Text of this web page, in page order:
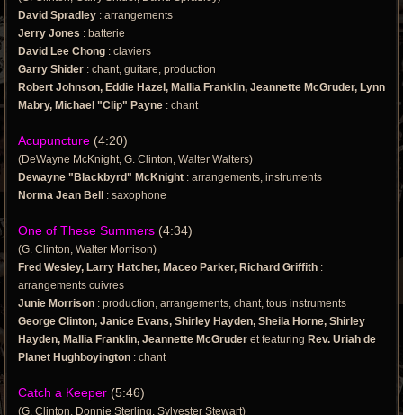
David Spradley : arrangements
Jerry Jones : batterie
David Lee Chong : claviers
Garry Shider : chant, guitare, production
Robert Johnson, Eddie Hazel, Mallia Franklin, Jeannette McGruder, Lynn
Mabry, Michael "Clip" Payne : chant
Acupuncture (4:20)
(DeWayne McKnight, G. Clinton, Walter Walters)
Dewayne "Blackbyrd" McKnight : arrangements, instruments
Norma Jean Bell
: saxophone
One of These Summers (4:34)
(G. Clinton, Walter Morrison)
Fred Wesley, Larry Hatcher, Maceo Parker, Richard Griffith :
arrangements cuivres
Junie Morrison : production, arrangements, chant, tous instruments
George Clinton, Janice Evans, Shirley Hayden, Sheila Horne, Shirley
Hayden, Mallia Franklin, Jeannette McGruder et featuring Rev. Uriah de
Planet Hughboyington : chant
Catch a Keeper (5:46)
(G. Clinton, Donnie Sterling, Sylvester Stewart)